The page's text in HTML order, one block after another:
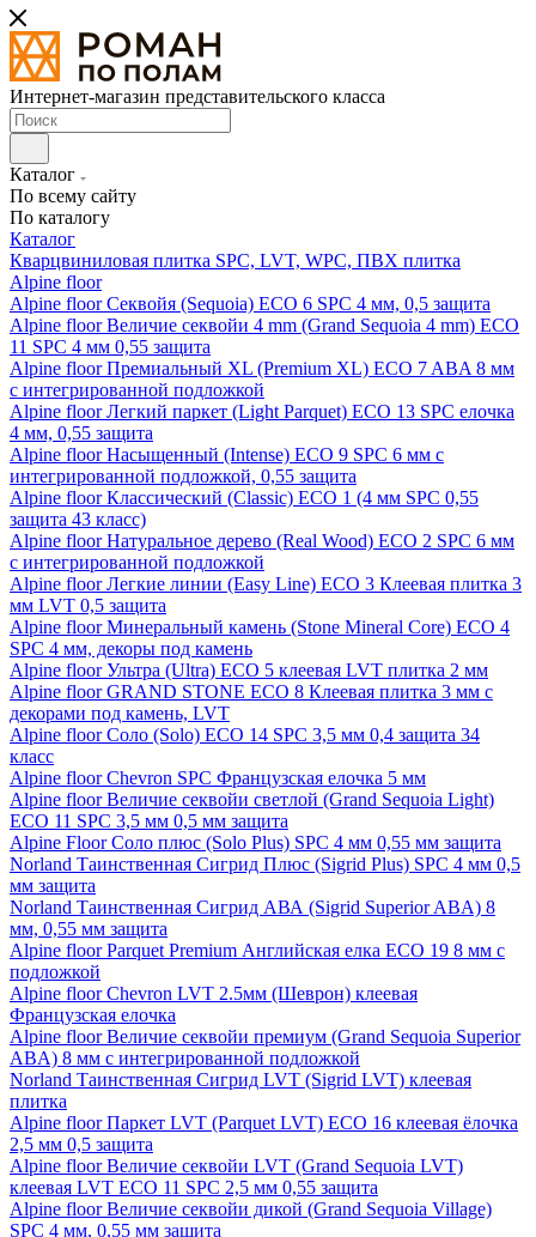
Интернет-магазин представительского класса
Каталог
По всему сайту
По каталогу
Каталог
Кварцвиниловая плитка SPC, LVT, WPC, ПВХ плитка
Alpine floor
Alpine floor Секвойя (Sequoia) ECO 6 SPC 4 мм, 0,5 защита
Alpine floor Величие секвойи 4 mm (Grand Sequoia 4 mm) ECO
11 SPC 4 мм 0,55 защита
Alpine floor Премиальный XL (Premium XL) ECO 7 ABA 8 мм
с интегрированной подложкой
Alpine floor Легкий паркет (Light Parquet) ECO 13 SPC елочка
4 мм, 0,55 защита
Alpine floor Насыщенный (Intense) ECO 9 SPC 6 мм с
интегрированной подложкой, 0,55 защита
Alpine floor Классический (Classic) ECO 1 (4 мм SPC 0,55
защита 43 класс)
Alpine floor Натуральное дерево (Real Wood) ECO 2 SPC 6 мм
с интегрированной подложкой
Alpine floor Легкие линии (Easy Line) ECO 3 Клеевая плитка 3
мм LVT 0,5 защита
Alpine floor Минеральный камень (Stone Mineral Core) ECO 4
SPC 4 мм, декоры под камень
Alpine floor Ультра (Ultra) ECO 5 клеевая LVT плитка 2 мм
Alpine floor GRAND STONE ECO 8 Клеевая плитка 3 мм с
декорами под камень, LVT
Alpine floor Соло (Solo) ECO 14 SPC 3,5 мм 0,4 защита 34
класс
Alpine floor Chevron SPC Французская елочка 5 мм
Alpine floor Величие секвойи светлой (Grand Sequoia Light)
ECO 11 SPC 3,5 мм 0,5 мм защита
Alpine Floor Соло плюс (Solo Plus) SPC 4 мм 0,55 мм защита
Norland Таинственная Сигрид Плюс (Sigrid Plus) SPC 4 мм 0,5
мм защита
Norland Таинственная Сигрид АВА (Sigrid Superior ABA) 8
мм, 0,55 мм защита
Alpine floor Parquet Premium Английская елка ECO 19 8 мм с
подложкой
Alpine floor Chevron LVT 2.5мм (Шеврон) клеевая
Французская елочка
Alpine floor Величие секвойи премиум (Grand Sequoia Superior
ABA) 8 мм с интегрированной подложкой
Norland Таинственная Сигрид LVT (Sigrid LVT) клеевая
плитка
Alpine floor Паркет LVT (Parquet LVT) ECO 16 клеевая ёлочка
2,5 мм 0,5 защита
Alpine floor Величие секвойи LVT (Grand Sequoia LVT)
клеевая LVT ECO 11 SPC 2,5 мм 0,55 защита
Alpine floor Величие секвойи дикой (Grand Sequoia Village)
SPC 4 мм, 0,55 мм защита